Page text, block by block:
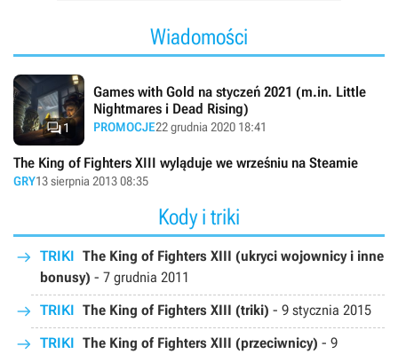
Wiadomości
1
Games with Gold na styczeń 2021 (m.in. Little
Nightmares i Dead Rising)
PROMOCJE22 grudnia 2020 18:41
The King of Fighters XIII wyląduje we wrześniu na Steamie
GRY13 sierpnia 2013 08:35
Kody i triki
TRIKI The King of Fighters XIII (ukryci wojownicy i inne
bonusy) - 7 grudnia 2011
TRIKI The King of Fighters XIII (triki) - 9 stycznia 2015
TRIKI The King of Fighters XIII (przeciwnicy) - 9